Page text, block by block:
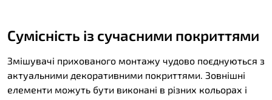
Сумісність із сучасними покриттями
Змішувачі прихованого монтажу чудово поєднуються з
актуальними декоративними покриттями. Зовнішні
елементи можуть бути виконані в різних кольорах і